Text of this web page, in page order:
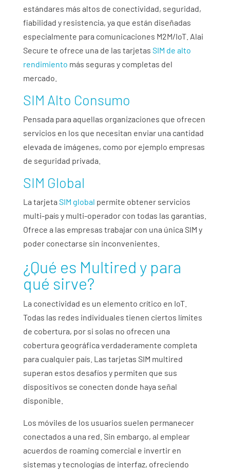
estándares más altos de conectividad, seguridad,
fiabilidad y resistencia, ya que están diseñadas
especialmente para comunicaciones M2M/IoT. Alai
Secure te ofrece una de las tarjetas SIM de alto
rendimiento más seguras y completas del
mercado.
SIM Alto Consumo
Pensada para aquellas organizaciones que ofrecen
servicios en los que necesitan enviar una cantidad
elevada de imágenes, como por ejemplo empresas
de seguridad privada.
SIM Global
La tarjeta SIM global permite obtener servicios
multi-país y multi-operador con todas las garantías.
Ofrece a las empresas trabajar con una única SIM y
poder conectarse sin inconvenientes.
¿Qué es Multired y para
qué sirve?
La conectividad es un elemento crítico en IoT.
Todas las redes individuales tienen ciertos límites
de cobertura, por si solas no ofrecen una
cobertura geográfica verdaderamente completa
para cualquier país. Las tarjetas SIM multired
superan estos desafíos y permiten que sus
dispositivos se conecten donde haya señal
disponible.
Los móviles de los usuarios suelen permanecer
conectados a una red. Sin embargo, al emplear
acuerdos de roaming comercial e invertir en
sistemas y tecnologías de interfaz, ofreciendo